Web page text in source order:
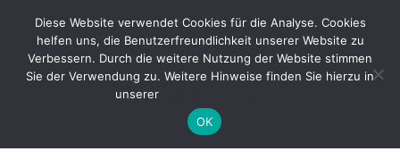
springen
Diese Website verwendet Cookies für die Analyse. Cookies
helfen uns, die Benutzerfreundlichkeit unserer Website zu
Verbessern. Durch die weitere Nutzung der Website stimmen
Sie der Verwendung zu. Weitere Hinweise finden Sie hierzu in
unserer
OK